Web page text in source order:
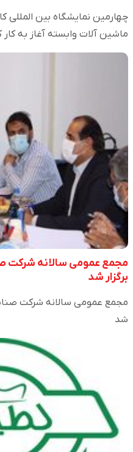
چهارمین نمایشگاه بین المللی
ماشین آلات وابسته آغاز به کار
مجمع عمومی سالانه شرکت
برگزار شد
مجمع عمومی سالانه شرکت
شد